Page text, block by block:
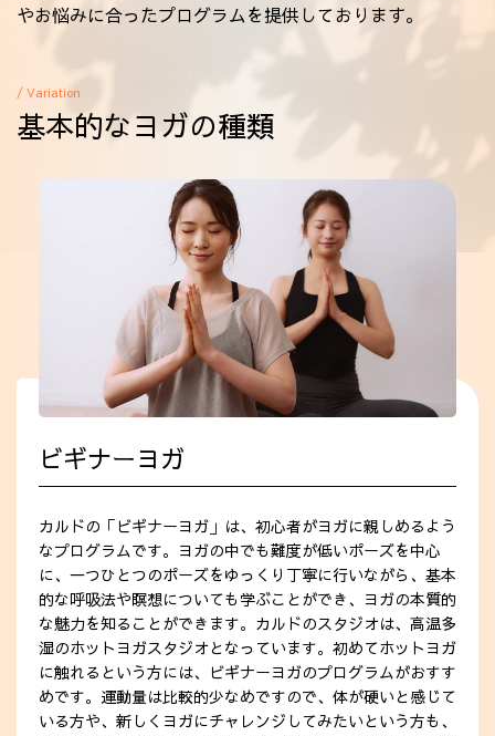
ウェルチケ
アクセス
やお悩みに合ったプログラムを提供しております。
/ Variation
基本的なヨガの種類
ビギナーヨガ
カルドの「ビギナーヨガ」は、初心者がヨガに親しめるよう
なプログラムです。ヨガの中でも難度が低いポーズを中心
に、一つひとつのポーズをゆっくり丁寧に行いながら、基本
的な呼吸法や瞑想についても学ぶことができ、ヨガの本質的
な魅力を知ることができます。カルドのスタジオは、高温多
湿のホットヨガスタジオとなっています。初めてホットヨガ
に触れるという方には、ビギナーヨガのプログラムがおすす
めです。運動量は比較的少なめですので、体が硬いと感じて
いる方や、新しくヨガにチャレンジしてみたいという方も、